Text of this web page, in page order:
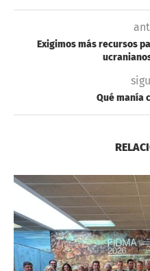
Exigimos más recursos
Qué manía